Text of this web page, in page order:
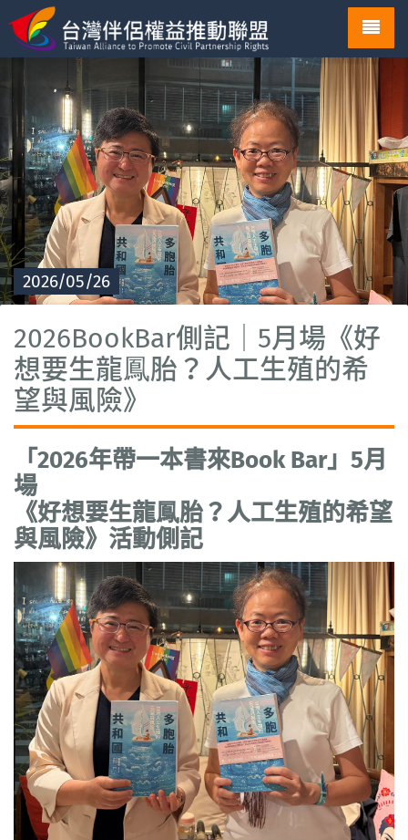
2026/05/26
2026BookBar側記│5月場《好
想要生龍鳳胎？人工生殖的希
望與風險》
「2026年帶一本書來Book Bar」5月
場
《好想要生龍鳳胎？人工生殖的希望
與風險》活動側記